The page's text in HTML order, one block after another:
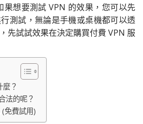
果想要測試 VPN 的效果，您可以先
測試，無論是手機或桌機都可以透
先試試效果在決定購買付費 VPN 服
？
法的呢？
免費試用)